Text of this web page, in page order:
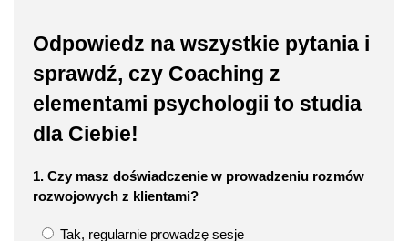
Odpowiedz na wszystkie pytania i
sprawdź, czy Coaching z
elementami psychologii to studia
dla Ciebie!
1. Czy masz doświadczenie w prowadzeniu rozmów
rozwojowych z klientami?
Tak, regularnie prowadzę sesje